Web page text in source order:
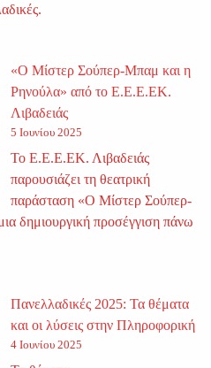
«Ο Μίστερ Σούπερ-Μπαμ και η
Ρηνούλα» από το Ε.Ε.Ε.ΕΚ.
Λιβαδειάς
5 Ιουνίου 2025
Το Ε.Ε.Ε.ΕΚ. Λιβαδειάς
παρουσιάζει τη θεατρική
παράσταση «Ο Μίστερ Σούπερ-
δημιουργική προσέγγιση πάνω
Πανελλαδικές 2025: Τα θέματα
και οι λύσεις στην Πληροφορική
4 Ιουνίου 2025